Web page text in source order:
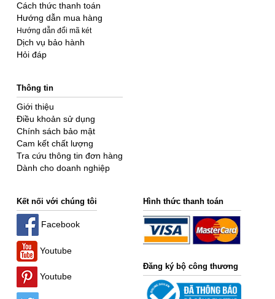
Cách thức thanh toán
Hướng dẫn mua hàng
Hướng dẫn đổi mã két
Dịch vụ bảo hành
Hỏi đáp
Thông tin
Giới thiệu
Điều khoản sử dụng
Chính sách bảo mật
Cam kết chất lượng
Tra cứu thông tin đơn hàng
Dành cho doanh nghiệp
Kết nối với chúng tôi
Facebook
Youtube
Youtube
Hình thức thanh toán
Đăng ký bộ công thương